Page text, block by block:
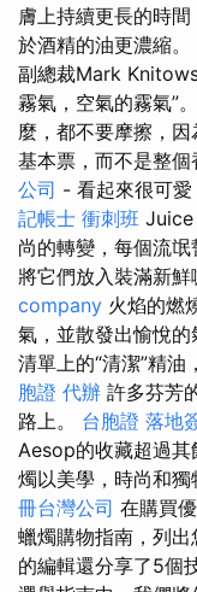
膚上持續更長的時
於酒精的油更濃縮。
副總裁Mark
霧氣，空氣的霧氣”。
麼，都不要摩擦，
基本票，而不是整
公司 - 看起來很可
記帳士 衝刺班 Juice
尚的轉變，每個流
將它們放入裝滿新鮮
company 火焰的燃
氣，並散發出愉悅
清單上的“清潔”精油
胞證 代辦 許多芬芳
路上。 台胞證 落地
Aesop的收藏超過其
燭以美學，時尚和獨
冊台灣公司 在購買
蠟燭購物指南，列出
的編輯還分享了5個